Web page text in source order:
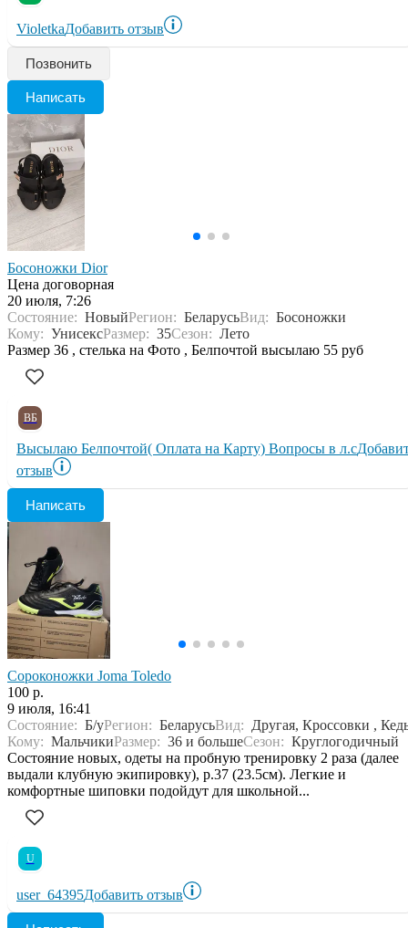
VioletkaДобавить отзыв
Позвонить
Написать
Босоножки Dior
Цена договорная
20 июля, 7:26
Состояние: НовыйРегион: БеларусьВид: Босоножки
Кому: УнисексРазмер: 35Сезон: Лето
Размер 36 , стелька на Фото , Белпочтой высылаю 55 руб
ВБ
Высылаю Белпочтой( Оплата на Карту) Вопросы в л.с
отзыв
Написать
Сороконожки Joma Toledo
100 р.
9 июля, 16:41
Состояние: Б/уРегион: БеларусьВид: Другая, Кроссовки ,
Кому: МальчикиРазмер: 36 и большеСезон: Круглогодичный
Состояние новых, одеты на пробную тренировку 2 раза (далее
выдали клубную экипировку), р.37 (23.5см). Легкие и
комфортные шиповки подойдут для школьной...
U
user_64395Добавить отзыв